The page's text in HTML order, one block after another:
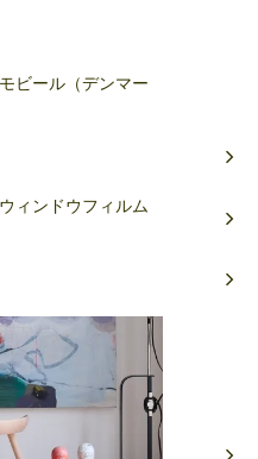
ビール（デンマー
ィンドウフィルム